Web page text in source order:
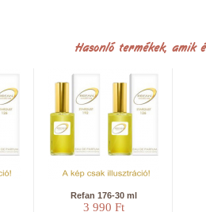
Hasonló termékek, amik
Refan 176-30 ml
3 990 Ft